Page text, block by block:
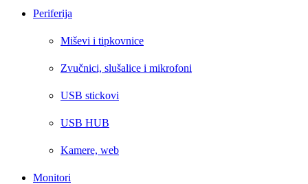
Periferija
Miševi i tipkovnice
Zvučnici, slušalice i mikrofoni
USB stickovi
USB HUB
Kamere, web
Monitori